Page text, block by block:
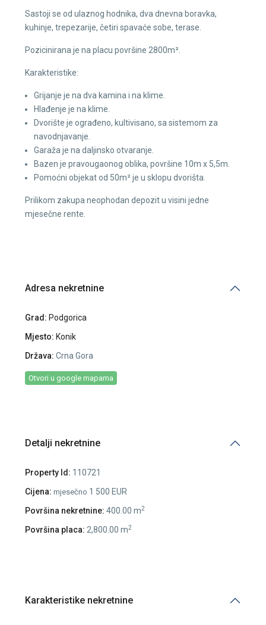
Sastoji se od ulaznog hodnika, dva dnevna boravka,
kuhinje, trepezarije, četiri spavaće sobe, terase.
Pozicinirana je na placu površine 2800m².
Karakteristike:
Grijanje je na dva kamina i na klime.
Hlađenje je na klime.
Dvorište je ograđeno, kultivisano, sa sistemom za
navodnjavanje.
Garaža je na daljinsko otvaranje.
Bazen je pravougaonog oblika, površine 10m x 5,5m.
Pomoćni objekat od 50m² je u sklopu dvorišta.
Prilikom zakupa neophodan depozit u visini jedne
mjesečne rente.
Adresa nekretnine
Grad: Podgorica
Mjesto: Konik
Država: Crna Gora
Otvori u google mapama
Detalji nekretnine
Property Id: 110721
Cijena: mjesečno 1 500 EUR
Površina nekretnine: 400.00 m2
Površina placa: 2,800.00 m2
Karakteristike nekretnine